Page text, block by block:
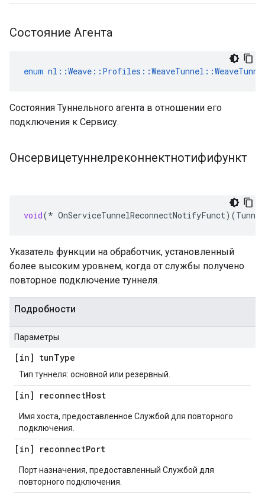
Состояние Агента
enum nl ::Weave :: Profiles ::WeaveTunnel ::
Состояния Туннельного агента в отношении его
подключения к Сервису.
Онсервицетуннелреконнектнотифифункт
void(* OnServiceTunnelReconnectNotifyFunct)(
Указатель функции на обработчик, установленный
более высоким уровнем, когда от службы получено
повторное подключение туннеля.
Подробности
Параметры
[in] tunType
Тип туннеля: основной или резервный.
[in] reconnectHost
Имя хоста, предоставленное Службой для повторного
подключения.
[in] reconnectPort
Порт назначения, предоставленный Службой для
повторного подключения.